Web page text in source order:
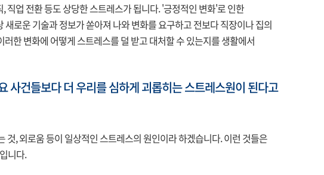
직업 전환 등도 상당한 스트레스가 됩니다. '긍정적인 변화'로 인한
로운 기술과 정보가 쏟아져 나와 변화를 요구하고 전보다 직장이나 집의
한 변화에 어떻게 스트레스를 덜 받고 대처할 수 있는지를 생활에서
사건들보다 더 우리를 심하게 괴롭히는 스트레스원이 된다고
것, 외로움 등이 일상적인 스트레스의 원인이라 하겠습니다. 이런 것들은
니다.